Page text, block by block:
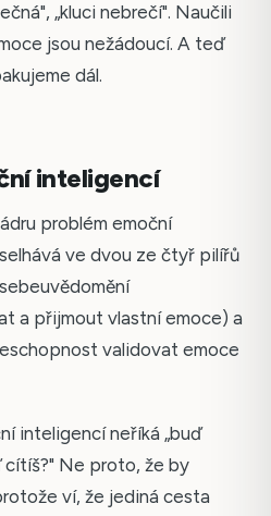
„kluci nebrečí". Naučili
jsou nežádoucí. A teď
dál.
inteligencí
problém emoční
ve dvou ze čtyř pilířů
a přijmout vlastní emoce) a
validovat emoce
inteligencí neříká „buď
cítíš?" Ne proto, že by
ví, že jediná cesta